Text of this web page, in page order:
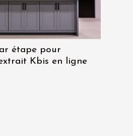
étape pour
Kbis en ligne